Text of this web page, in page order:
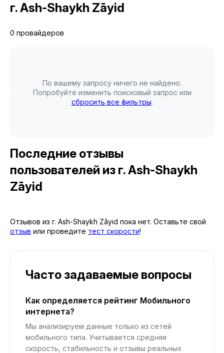
г. Ash-Shaykh Zāyid
0 провайдеров
По вашему запросу ничего не найдено.
Попробуйте изменить поисковый запрос или
сбросить все фильтры.
Последние отзывы
пользователей из г. Ash-Shaykh
Zāyid
Отзывов из г. Ash-Shaykh Zāyid пока нет. Оставьте свой
отзыв или проведите тест скорости!
Часто задаваемые вопросы
Как определяется рейтинг Мобильного
интернета?
Мы анализируем данные только из сетей
мобильного типа. Учитывается средняя
скорость, стабильность и отзывы реальных